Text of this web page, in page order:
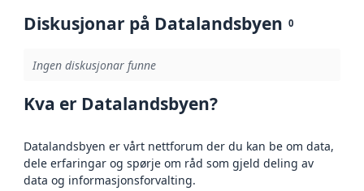
Diskusjonar på Datalandsbyen 0
Ingen diskusjonar funne
Kva er Datalandsbyen?
Datalandsbyen er vårt nettforum der du kan be om data,
dele erfaringar og spørje om råd som gjeld deling av
data og informasjonsforvalting.